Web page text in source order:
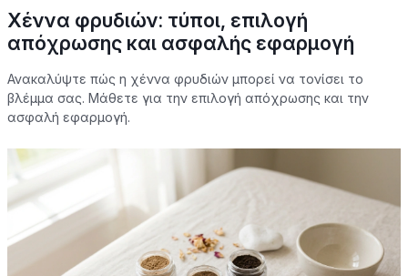
Χέννα φρυδιών: τύποι, επιλογή
απόχρωσης και ασφαλής εφαρμογή
Ανακαλύψτε πώς η χέννα φρυδιών μπορεί να τονίσει το
βλέμμα σας. Μάθετε για την επιλογή απόχρωσης και την
ασφαλή εφαρμογή.